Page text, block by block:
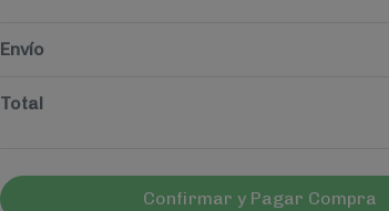
Envío
Total
Confirmar y Pagar Compra